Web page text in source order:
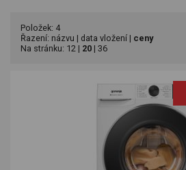
Položek: 4
Řazení: názvu | data vložení | ceny
Na stránku: 12 | 20 | 36